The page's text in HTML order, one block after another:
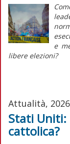
e
libere elezioni?
Attualità,
Stati Uniti:
cattolica?